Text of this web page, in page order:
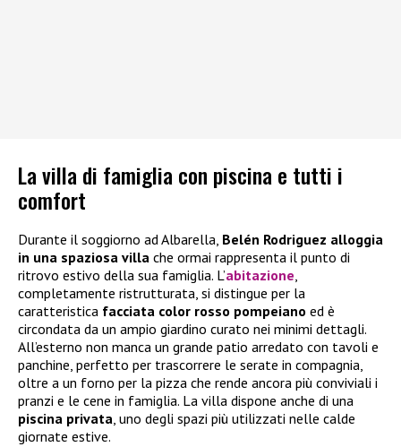
La villa di famiglia con piscina e tutti i
comfort
Durante il soggiorno ad Albarella, Belén Rodriguez alloggia
in una spaziosa villa che ormai rappresenta il punto di
ritrovo estivo della sua famiglia. L’abitazione,
completamente ristrutturata, si distingue per la
caratteristica facciata color rosso pompeiano ed è
circondata da un ampio giardino curato nei minimi dettagli.
All’esterno non manca un grande patio arredato con tavoli e
panchine, perfetto per trascorrere le serate in compagnia,
oltre a un forno per la pizza che rende ancora più conviviali i
pranzi e le cene in famiglia. La villa dispone anche di una
piscina privata, uno degli spazi più utilizzati nelle calde
giornate estive.